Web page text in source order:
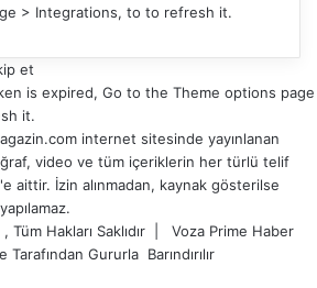
> Integrations, to to refresh it.
et
is expired, Go to the Theme options page
it.
internet sitesinde yayınlanan
video ve tüm içeriklerin her türlü telif
aittir. İzin alınmadan, kaynak gösterilse
Tüm Hakları Saklıdır | Voza Prime Haber
Tarafından Gururla Barındırılır